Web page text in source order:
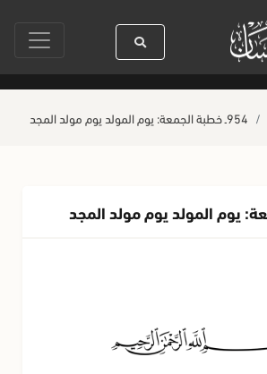
صلاة آخر أربعاء من صفر حياة القلوب وصحتها
954ـ خطبة الجمعة: يوم المولد يوم مولد المجد